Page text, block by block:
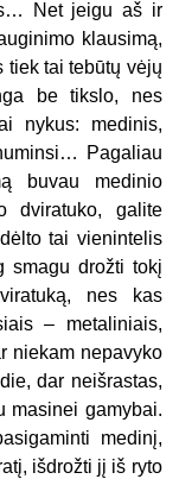
Net jeigu aš ir
klausimą,
tiek tai tebūtų vėjų
be tikslo, nes
nykus: medinis,
Pagaliau
buvau medinio
dviratuko, galite
tai vienintelis
smagu drožti tokį
nes kas
– metaliniais,
niekam nepavyko
dar neišrastas,
masinei gamybai.
medinį,
išdrožti jį iš ryto